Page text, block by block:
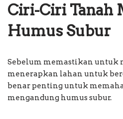
Ciri-Ciri Tanah
Humus Subur
Sebelum memastikan untuk
menerapkan lahan untuk
benar penting untuk
mengandung humus subur.